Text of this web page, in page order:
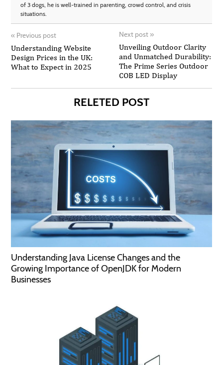
of 3 dogs, he is well-trained in parenting, crowd control, and crisis
situations.
« Previous post
Understanding Website
Design Prices in the UK:
What to Expect in 2025
Next post »
Unveiling Outdoor Clarity
and Unmatched Durability:
The Prime Series Outdoor
COB LED Display
RELETED POST
Understanding Java License Changes and the
Growing Importance of OpenJDK for Modern
Businesses